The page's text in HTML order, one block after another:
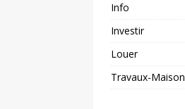
Info
Investir
Louer
Travaux-Maison